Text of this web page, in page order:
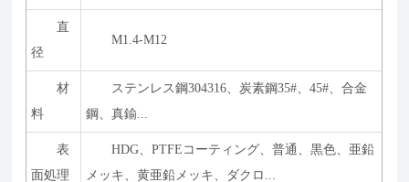
直
径
M1.4-M12
材
料
ステンレス鋼304316、炭素鋼35#、45#、合金
鋼、真鍮...
表
面処理
HDG、PTFEコーティング、普通、黒色、亜鉛
メッキ、黄亜鉛メッキ、ダクロ...